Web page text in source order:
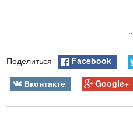
::
Поделиться Facebook
Вконтакте
Google+